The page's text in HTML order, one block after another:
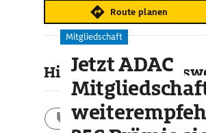
Route planen
Highlights &
Aktivitäten
Mitgliedschaft
Jetzt ADAC